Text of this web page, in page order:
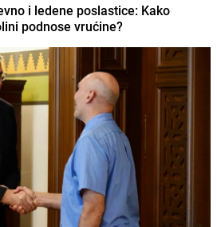
i ledene poslastice: Kako
podnose vrućine?